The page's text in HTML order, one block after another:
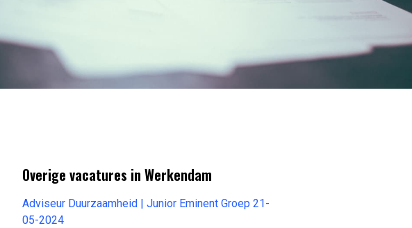
Overige vacatures in Werkendam
Adviseur Duurzaamheid | Junior Eminent Groep 21-
05-2024